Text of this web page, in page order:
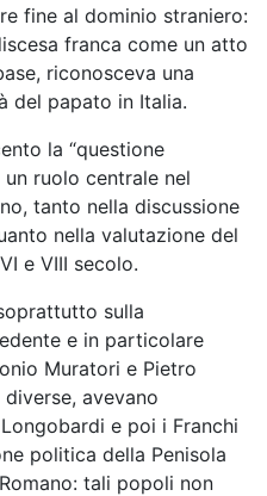
fine al dominio straniero:
franca come un atto
riconosceva una
del papato in Italia.
la “questione
ruolo centrale nel
tanto nella discussione
nella valutazione del
e VIII secolo.
sulla
e in particolare
Muratori e Pietro
avevano
e poi i Franchi
politica della Penisola
tali popoli non